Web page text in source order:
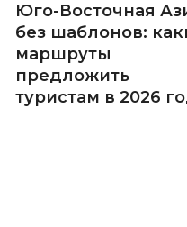
Юго-Восточная
без шаблонов:
маршруты
предложить
туристам в 2026